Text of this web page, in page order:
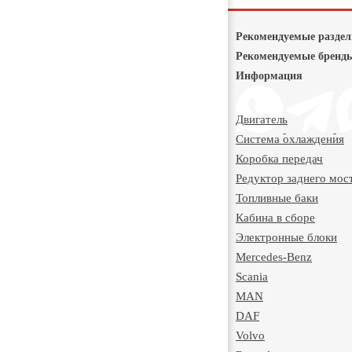
Рекомендуемые
Рекомендуемые
Информация
Двигатель
Система охлаждения
Коробка передач
Редуктор заднего
Топливные баки
Кабина в сборе
Электронные блоки
Mercedes-Benz
Scania
MAN
DAF
Volvo